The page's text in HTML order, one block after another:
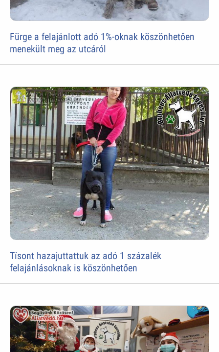
Fürge a felajánlott adó 1%-oknak köszönhetően
menekült meg az utcáról
Tísont hazajuttattuk az adó 1 százalék
felajánlásoknak is köszönhetően